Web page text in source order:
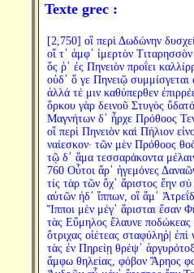
Texte grec :
[2,750] οἳ περὶ Δωδώνην
οἵ τ᾽ ἀμφ᾽ ἱμερτὸν
ὅς ῥ᾽ ἐς Πηνειὸν προΐει
οὐδ᾽ ὅ γε Πηνειῷ συμμίσγεται
ἀλλά τέ μιν καθύπερθεν
ὅρκου γὰρ δεινοῦ Στυγὸς
Μαγνήτων δ᾽ ἦρχε Πρόθοος
οἳ περὶ Πηνειὸν καὶ Πήλιον
ναίεσκον· τῶν μὲν Πρόθοος
τῷ δ᾽ ἅμα τεσσαράκοντα
760 Οὗτοι ἄρ᾽ ἡγεμόνες
τίς τὰρ τῶν ὄχ᾽ ἄριστος ἔην
αὐτῶν ἠδ᾽ ἵππων, οἳ ἅμ᾽
Ἵπποι μὲν μέγ᾽ ἄρισται ἔσαν
τὰς Εὔμηλος ἔλαυνε ποδώκεας
ὄτριχας οἰέτεας σταφύληῥ| ἐπὶ
τὰς ἐν Πηρείῃ θρέψ᾽
ἄμφω θηλείας, φόβον Ἄρηος